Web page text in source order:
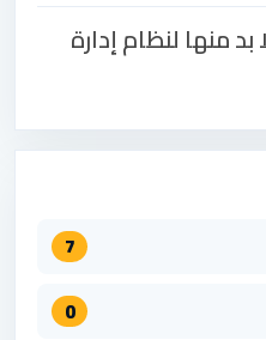
منها لنظام إدارة
7
0